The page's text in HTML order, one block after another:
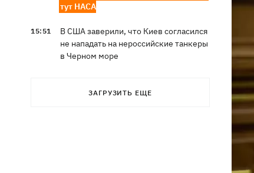
тут НАСА
15:51
В США заверили, что Киев согласился
не нападать на нероссийские танкеры
в Черном море
Украине ракеты для Patriot, -
ЗАГРУЗИТЬ ЕЩЕ